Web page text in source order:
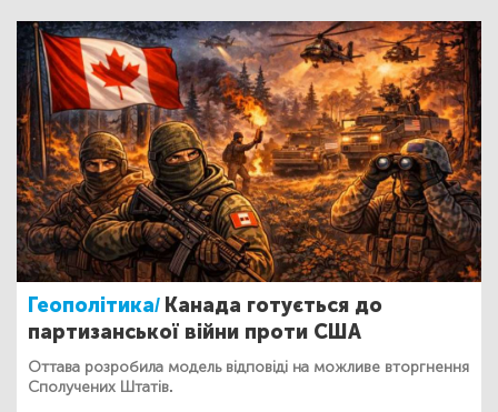
Геополітика/ Канада готується до
партизанської війни проти США
Оттава розробила модель відповіді на можливе вторгнення
Сполучених Штатів.